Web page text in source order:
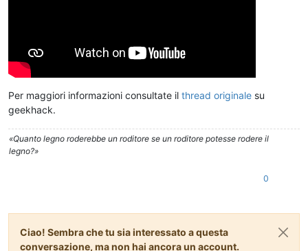
Per maggiori informazioni consultate il thread originale su
geekhack.
«Quanto legno roderebbe un roditore se un roditore potesse rodere il
legno?»
0
Ciao! Sembra che tu sia interessato a questa
conversazione, ma non hai ancora un account.